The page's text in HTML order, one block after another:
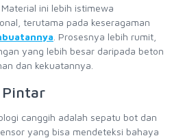
ini lebih istimewa
terutama pada keseragaman
. Prosesnya lebih rumit,
yang lebih besar daripada beton
dan kekuatannya.
Pintar
canggih adalah sepatu bot dan
yang bisa mendeteksi bahaya